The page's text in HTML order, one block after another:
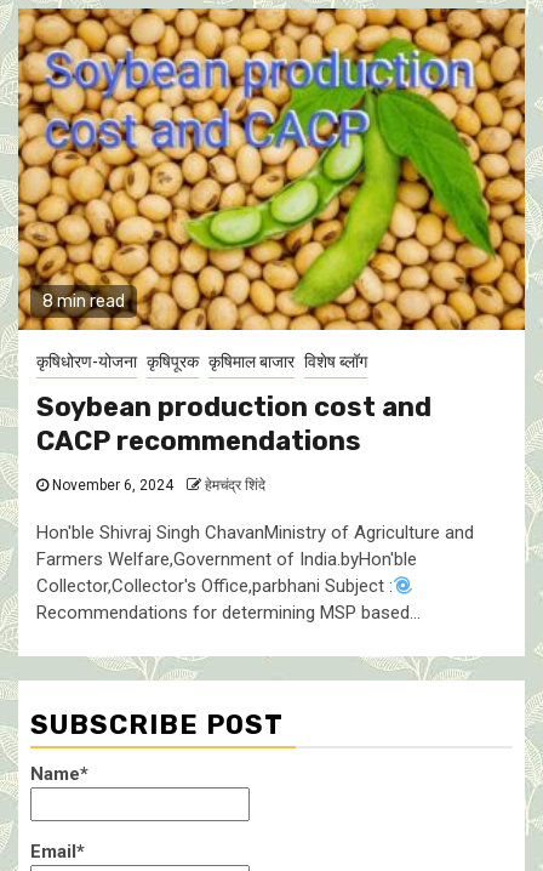
8 min read
कृषिधोरण-योजना कृषिपूरक कृषिमाल बाजार विशेष ब्लॉग
Soybean production cost and
CACP recommendations
November 6, 2024 हेमचंद्र शिंदे
Hon'ble Shivraj Singh ChavanMinistry of Agriculture and
Farmers Welfare,Government of India.byHon'ble
Collector,Collector's Office,parbhani Subject :
Recommendations for determining MSP based...
SUBSCRIBE POST
Name*
Email*